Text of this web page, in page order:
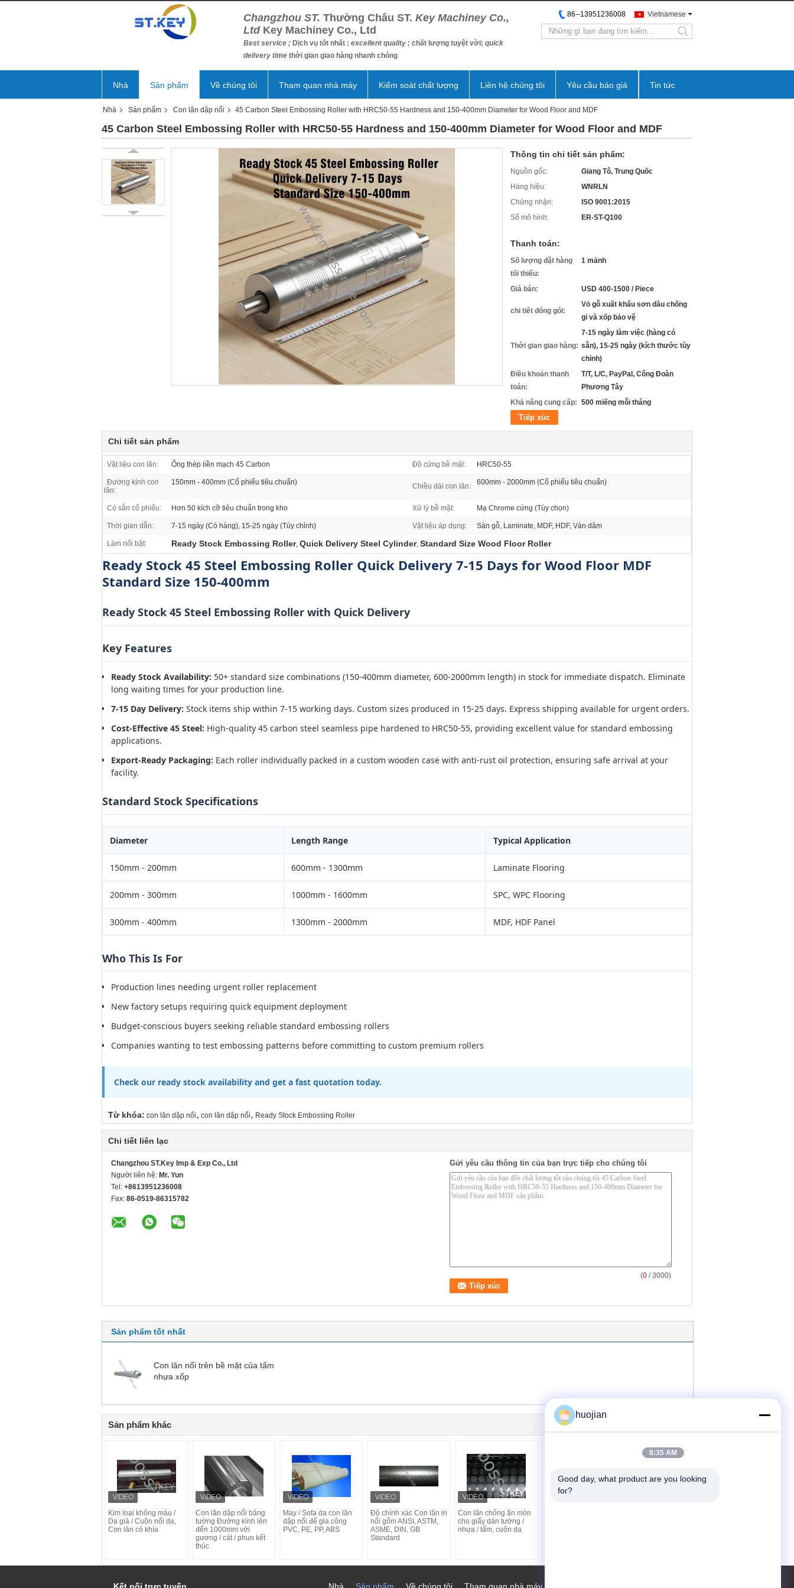
Changzhou ST. Thường Châu ST. Key Machiney Co.,
Ltd Key Machiney Co., Ltd
Best service ; Dịch vụ tốt nhất ; excellent quality ; chất lượng tuyệt vời; quick
delivery time thời gian giao hàng nhanh chóng
Vietnamese
86--13951236008
search
Nhà Sản phẩm Về chúng tôi Tham quan nhà máy Kiểm soát chất lượng Liên hệ chúng tôi Yêu cầu báo giá Tin tức
Nhà Sản phẩm Con lăn dập nổi 45 Carbon Steel Embossing Roller with HRC50-55 Hardness and 150-400mm Diameter for Wood Floor and MDF
45 Carbon Steel Embossing Roller with HRC50-55 Hardness and 150-400mm Diameter for Wood Floor and MDF
Thông tin chi tiết sản phẩm:
Nguồn gốc:
Giang Tô, Trung Quốc
Hàng hiệu:
WNRLN
Chứng nhận:
ISO 9001:2015
Số mô hình:
ER-ST-Q100
Thanh toán:
Số lượng đặt hàng
tối thiểu:
1 mảnh
Giá bán: USD 400-1500 / Piece
chi tiết đóng gói:
Vỏ gỗ xuất khẩu sơn dầu chống
gỉ và xốp bảo vệ
Thời gian giao hàng:
7-15 ngày làm việc (hàng có
sẵn), 15-25 ngày (kích thước tùy
chỉnh)
Điều khoản thanh
toán:
T/T, L/C, PayPal, Công Đoàn
Phương Tây
Khả năng cung cấp: 500 miếng mỗi tháng
Tiếp xúc
Chi tiết sản phẩm
Vật liệu con lăn: Ống thép liền mạch 45 Carbon Độ cứng bề mặt: HRC50-55
Đường kính con
lăn:
150mm - 400mm (Cổ phiếu tiêu chuẩn) Chiều dài con lăn: 600mm - 2000mm (Cổ phiếu tiêu chuẩn)
Có sẵn cổ phiếu: Hơn 50 kích cỡ tiêu chuẩn trong kho Xử lý bề mặt: Mạ Chrome cứng (Tùy chọn)
Thời gian dẫn: 7-15 ngày (Có hàng), 15-25 ngày (Tùy chỉnh) Vật liệu áp dụng: Sàn gỗ, Laminate, MDF, HDF, Ván dăm
Làm nổi bật: Ready Stock Embossing Roller, Quick Delivery Steel Cylinder, Standard Size Wood Floor Roller
Ready Stock 45 Steel Embossing Roller Quick Delivery 7-15 Days for Wood Floor MDF
Standard Size 150-400mm
Ready Stock 45 Steel Embossing Roller with Quick Delivery
Key Features
Ready Stock Availability: 50+ standard size combinations (150-400mm diameter, 600-2000mm length) in stock for immediate dispatch. Eliminate
long waiting times for your production line.
7-15 Day Delivery: Stock items ship within 7-15 working days. Custom sizes produced in 15-25 days. Express shipping available for urgent orders.
Cost-Effective 45 Steel: High-quality 45 carbon steel seamless pipe hardened to HRC50-55, providing excellent value for standard embossing
applications.
Export-Ready Packaging: Each roller individually packed in a custom wooden case with anti-rust oil protection, ensuring safe arrival at your
facility.
Standard Stock Specifications
Diameter Length Range Typical Application
150mm - 200mm 600mm - 1300mm Laminate Flooring
200mm - 300mm 1000mm - 1600mm SPC, WPC Flooring
300mm - 400mm 1300mm - 2000mm MDF, HDF Panel
Who This Is For
Production lines needing urgent roller replacement
New factory setups requiring quick equipment deployment
Budget-conscious buyers seeking reliable standard embossing rollers
Companies wanting to test embossing patterns before committing to custom premium rollers
Check our ready stock availability and get a fast quotation today.
Từ khóa: con lăn dập nổi, con lăn dập nổi, Ready Stock Embossing Roller
Chi tiết liên lạc
Changzhou ST.Key Imp & Exp Co., Ltd
Người liên hệ: Mr. Yun
Tel: +8613951236008
Fax: 86-0519-86315782
Gửi yêu cầu thông tin của bạn trực tiếp cho chúng tôi
(0 / 3000)
Sản phẩm tốt nhất
Con lăn nổi trên bề mặt của tấm
nhựa xốp
Sản phẩm khác
Kim loại không màu /
Da giả / Cuộn nổi da,
Con lăn có khía
Con lăn dập nổi bảng
tường Đường kính lên
đến 1000mm với
gương / cát / phun kết
thúc
May / Sofa da con lăn
dập nổi để gia công
PVC, PE, PP, ABS
Độ chính xác Con lăn in
nổi gốm ANSI, ASTM,
ASME, DIN, GB
Standard
Con lăn chống ăn mòn
cho giấy dán tường /
nhựa / tấm, cuộn da
huojian
8:35 AM
Good day, what product are you looking
for?